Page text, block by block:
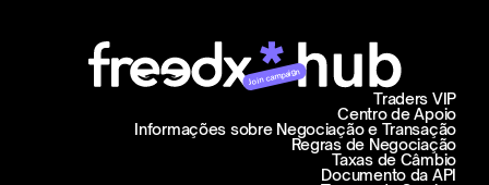
Join campaign
Centro de Apoio
Informações sobre Negociação e Transação
Traders VIP
Regras de Negociação
Taxas de Câmbio
Documento da API